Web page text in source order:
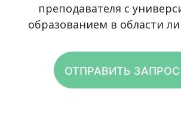
преподавателя с
образованием в области
ОТПРАВИТЬ ЗАПРОС